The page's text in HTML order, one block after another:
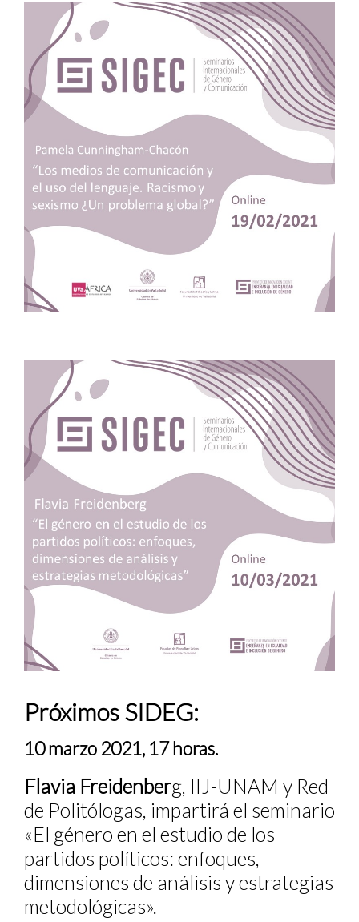
Próximos SIDEG:
10 marzo 2021, 17 horas.
Flavia Freidenberg, IIJ-UNAM y Red
de Politólogas, impartirá el seminario
«El género en el estudio de los
partidos políticos: enfoques,
dimensiones de análisis y estrategias
metodológicas».